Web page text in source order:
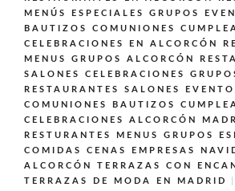
MENÚS ESPECIALES GRUPOS
BAUTIZOS COMUNIONES
CELEBRACIONES EN ALCORCÓN
MENUS GRUPOS ALCORCÓN
SALONES CELEBRACIONES
RESTAURANTES SALONES
COMUNIONES BAUTIZOS
CELEBRACIONES ALCORCÓN
RESTURANTES MENUS GRUPOS
COMIDAS CENAS EMPRESAS
ALCORCÓN
TERRAZAS CON
TERRAZAS DE MODA EN MADRID